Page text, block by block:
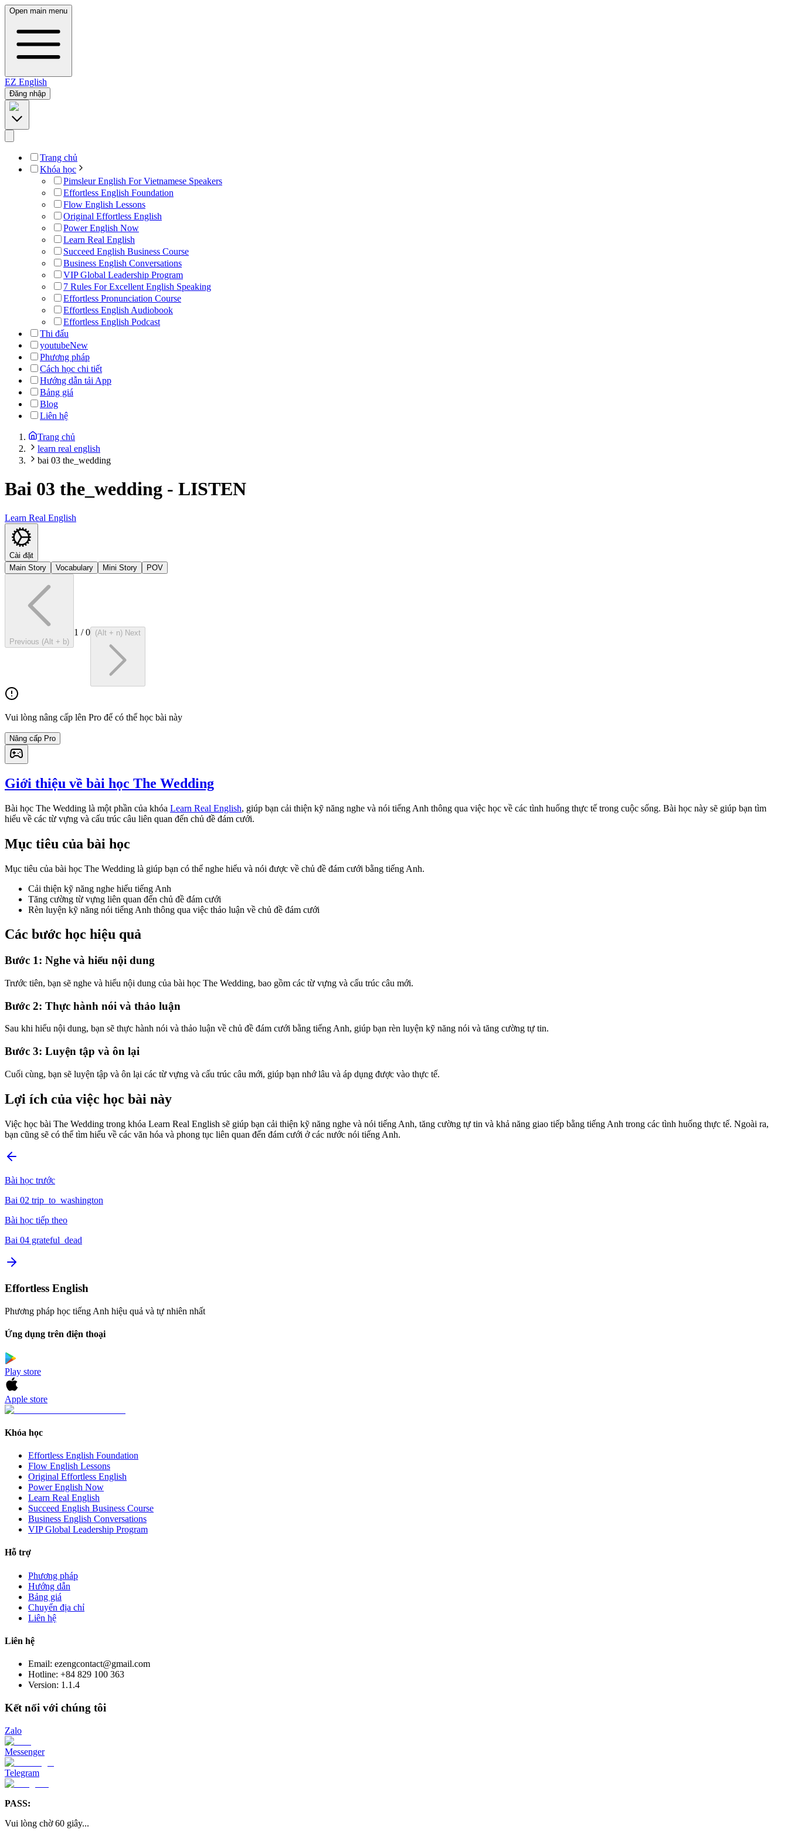
Open main menu
EZ English
Đăng nhập
Trang chủ
Khóa học
Pimsleur English For Vietnamese Speakers
Effortless English Foundation
Flow English Lessons
Original Effortless English
Power English Now
Learn Real English
Succeed English Business Course
Business English Conversations
VIP Global Leadership Program
7 Rules For Excellent English Speaking
Effortless Pronunciation Course
Effortless English Audiobook
Effortless English Podcast
Thi đấu
youtubeNew
Phương pháp
Cách học chi tiết
Hướng dẫn tải App
Bảng giá
Blog
Liên hệ
Trang chủ
learn real english
bai 03 the_wedding
Bai 03 the_wedding - LISTEN
Learn Real English
Cài đặt
Main Story
Vocabulary Mini Story POV
Previous (Alt + b)
1 /0 (Alt + n) Next
Vui lòng nâng cấp lên Pro để có thể học bài này
Nâng cấp Pro
Giới thiệu về bài học The Wedding
Bài học The Wedding là một phần của khóa Learn Real English, giúp bạn cải thiện kỹ năng nghe và nói tiếng Anh thông qua việc học về các tình huống thực tế trong cuộc sống. Bài học này sẽ giúp bạn tìm
hiểu về các từ vựng và cấu trúc câu liên quan đến chủ đề đám cưới.
Mục tiêu của bài học
Mục tiêu của bài học The Wedding là giúp bạn có thể nghe hiểu và nói được về chủ đề đám cưới bằng tiếng Anh.
Cải thiện kỹ năng nghe hiểu tiếng Anh
Tăng cường từ vựng liên quan đến chủ đề đám cưới
Rèn luyện kỹ năng nói tiếng Anh thông qua việc thảo luận về chủ đề đám cưới
Các bước học hiệu quả
Bước 1: Nghe và hiểu nội dung
Trước tiên, bạn sẽ nghe và hiểu nội dung của bài học The Wedding, bao gồm các từ vựng và cấu trúc câu mới.
Bước 2: Thực hành nói và thảo luận
Sau khi hiểu nội dung, bạn sẽ thực hành nói và thảo luận về chủ đề đám cưới bằng tiếng Anh, giúp bạn rèn luyện kỹ năng nói và tăng cường tự tin.
Bước 3: Luyện tập và ôn lại
Cuối cùng, bạn sẽ luyện tập và ôn lại các từ vựng và cấu trúc câu mới, giúp bạn nhớ lâu và áp dụng được vào thực tế.
Lợi ích của việc học bài này
Việc học bài The Wedding trong khóa Learn Real English sẽ giúp bạn cải thiện kỹ năng nghe và nói tiếng Anh, tăng cường tự tin và khả năng giao tiếp bằng tiếng Anh trong các tình huống thực tế. Ngoài ra,
bạn cũng sẽ có thể tìm hiểu về các văn hóa và phong tục liên quan đến đám cưới ở các nước nói tiếng Anh.
Bài học trước
Bai 02 trip_to_washington
Bài học tiếp theo
Bai 04 grateful_dead
Effortless English
Phương pháp học tiếng Anh hiệu quả và tự nhiên nhất
Ứng dụng trên điện thoại
Play store
Apple store
Khóa học
Effortless English Foundation
Flow English Lessons
Original Effortless English
Power English Now
Learn Real English
Succeed English Business Course
Business English Conversations
VIP Global Leadership Program
Hỗ trợ
Phương pháp
Hướng dẫn
Bảng giá
Chuyển địa chỉ
Liên hệ
Liên hệ
Email: ezengcontact@gmail.com
Hotline: +84 829 100 363
Version: 1.1.4
Kết nối với chúng tôi
Zalo
Messenger
Telegram
PASS:
Vui lòng chờ 60 giây...